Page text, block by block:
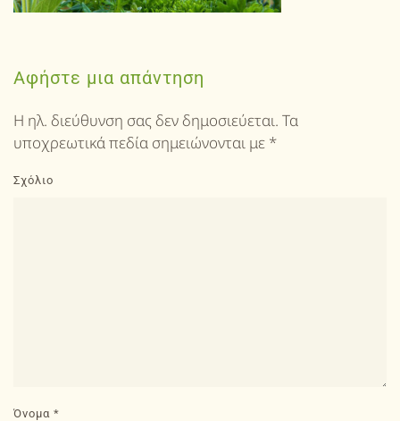
Αφήστε μια απάντηση
Η ηλ. διεύθυνση σας δεν δημοσιεύεται. Τα
υποχρεωτικά πεδία σημειώνονται με *
Σχόλιο
Όνομα *